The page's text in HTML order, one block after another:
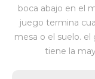
boca abajo en el
juego termina
mesa o el suelo.
tiene la